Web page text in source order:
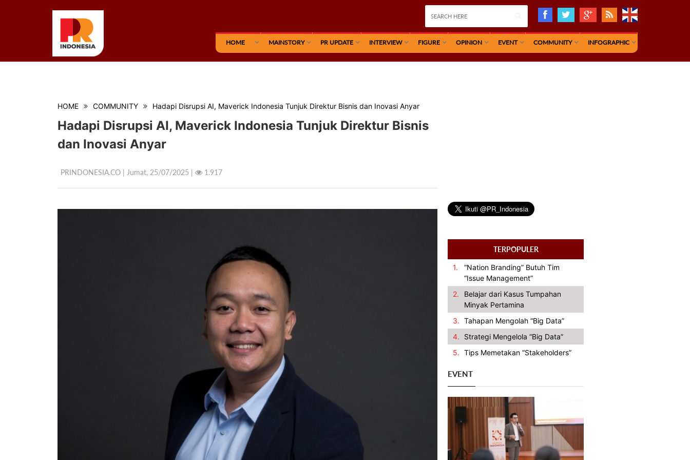
HOME MAINSTORY PR UPDATE INTERVIEW FIGURE OPINION EVENT COMMUNITY INFOGRAPHIC
HOME COMMUNITY Hadapi Disrupsi AI, Maverick Indonesia Tunjuk Direktur Bisnis dan Inovasi Anyar
Hadapi Disrupsi AI, Maverick Indonesia Tunjuk Direktur Bisnis
dan Inovasi Anyar
PRINDONESIA.CO | Jumat, 25/07/2025 | 1.917
TERPOPULER
1.
“Nation Branding” Butuh Tim
“Issue Management”
2.
Belajar dari Kasus Tumpahan
Minyak Pertamina
3. Tahapan Mengolah “Big Data”
4.
Strategi Mengelola “Big Data”
5. Tips Memetakan “Stakeholders”
EVENT
Previous